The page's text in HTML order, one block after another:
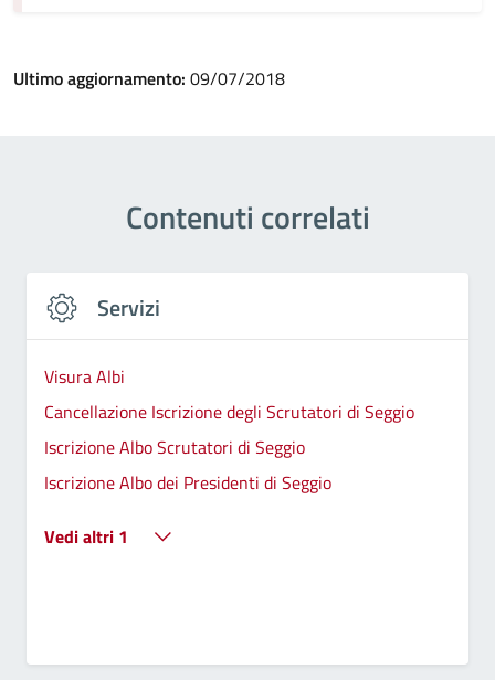
Ultimo aggiornamento: 09/07/2018
Contenuti correlati
Servizi
Visura Albi
Cancellazione Iscrizione degli Scrutatori di Seggio
Iscrizione Albo Scrutatori di Seggio
Iscrizione Albo dei Presidenti di Seggio
Vedi altri 1